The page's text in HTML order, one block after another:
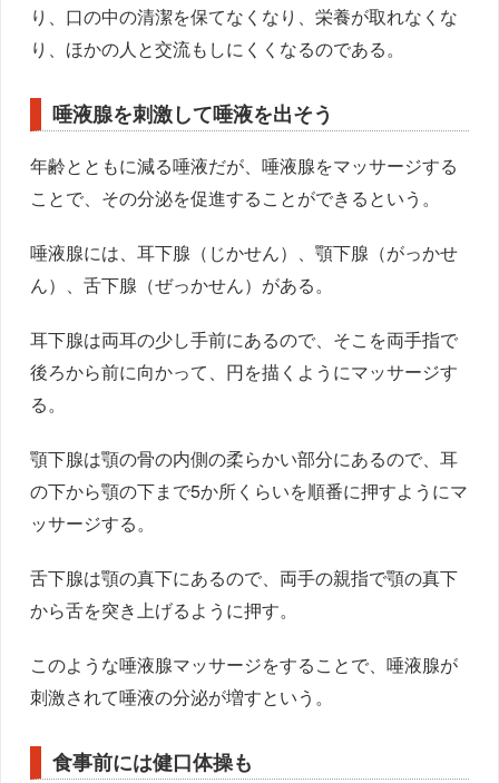
り、口の中の清潔を保てなくなり、栄養が取れなくな
り、ほかの人と交流もしにくくなるのである。
唾液腺を刺激して唾液を出そう
年齢とともに減る唾液だが、唾液腺をマッサージする
ことで、その分泌を促進することができるという。
唾液腺には、耳下腺（じかせん）、顎下腺（がっかせ
ん）、舌下腺（ぜっかせん）がある。
耳下腺は両耳の少し手前にあるので、そこを両手指で
後ろから前に向かって、円を描くようにマッサージす
る。
顎下腺は顎の骨の内側の柔らかい部分にあるので、耳
の下から顎の下まで5か所くらいを順番に押すようにマ
ッサージする。
舌下腺は顎の真下にあるので、両手の親指で顎の真下
から舌を突き上げるように押す。
このような唾液腺マッサージをすることで、唾液腺が
刺激されて唾液の分泌が増すという。
食事前には健口体操も